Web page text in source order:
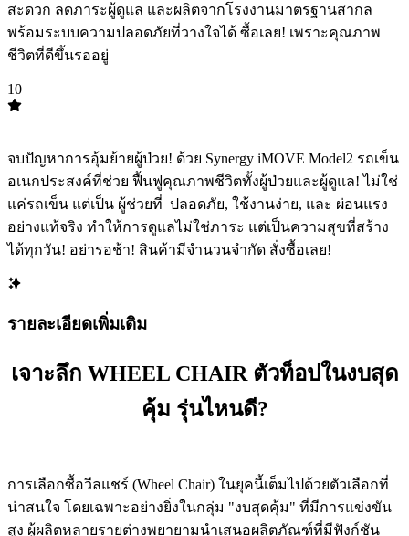
สะดวก ลดภาระผู้ดูแล และผลิตจากโรงงานมาตรฐานสากล
พร้อมระบบความปลอดภัยที่วางใจได้ ซื้อเลย! เพราะคุณภาพ
ชีวิตที่ดีขึ้นรออยู่
10
จบปัญหาการอุ้มย้ายผู้ป่วย! ด้วย Synergy iMOVE Model2 รถเข็น
อเนกประสงค์ที่ช่วย ฟื้นฟูคุณภาพชีวิตทั้งผู้ป่วยและผู้ดูแล! ไม่ใช่
แค่รถเข็น แต่เป็น ผู้ช่วยที่ ️ ปลอดภัย, ใช้งานง่าย, และ ผ่อนแรง
อย่างแท้จริง ทำให้การดูแลไม่ใช่ภาระ แต่เป็นความสุขที่สร้าง
ได้ทุกวัน! อย่ารอช้า! สินค้ามีจำนวนจำกัด สั่งซื้อเลย!
รายละเอียดเพิ่มเติม
เจาะลึก WHEEL CHAIR ตัวท็อปในงบสุด
คุ้ม รุ่นไหนดี?
การเลือกซื้อวีลแชร์ (Wheel Chair) ในยุคนี้เต็มไปด้วยตัวเลือกที่
น่าสนใจ โดยเฉพาะอย่างยิ่งในกลุ่ม "งบสุดคุ้ม" ที่มีการแข่งขัน
สูง ผู้ผลิตหลายรายต่างพยายามนำเสนอผลิตภัณฑ์ที่มีฟังก์ชัน